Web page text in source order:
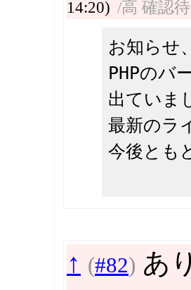
14:20) /高 確認
お知らせ
PHPのバ
出ていま
最新のラ
今後とも
↑ (#82) あ